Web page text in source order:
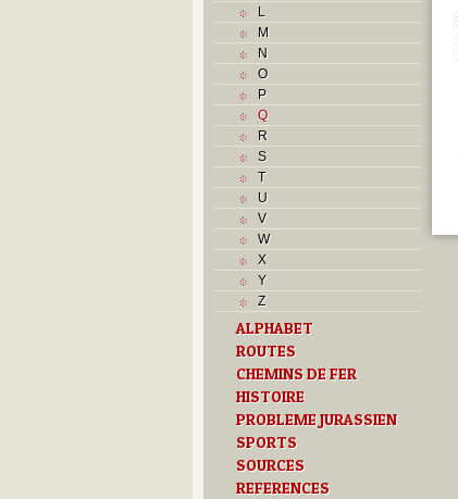
L
M
N
O
P
Q
R
S
T
U
V
W
X
Y
Z
ALPHABET
ROUTES
CHEMINS DE FER
HISTOIRE
PROBLEME JURASSIEN
SPORTS
SOURCES
REFERENCES